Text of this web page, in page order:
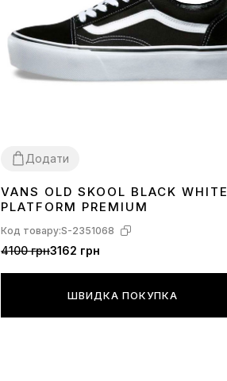
Додати
3839 4041
VANS OLD SKOOL BLACK WHITE
PLATFORM PREMIUM
Код товару:S-2351068
4100 грн3162 грн
ШВИДКА ПОКУПКА